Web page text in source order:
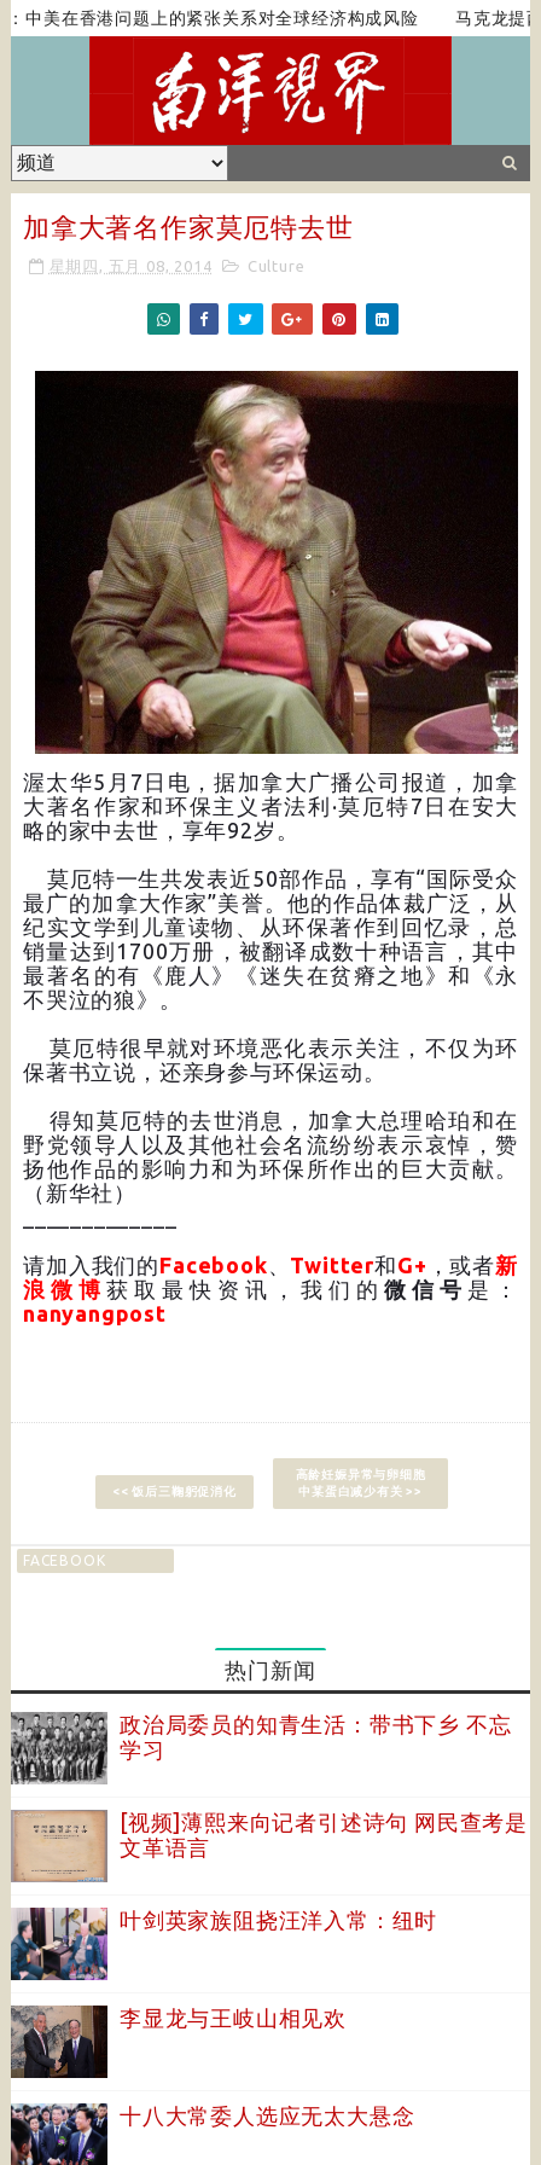
中美在香港问题上的紧张关系对全球经济构成风险 马克龙提
加拿大著名作家莫厄特去世
星期四, 五月 08, 2014 Culture
渥太华5月7日电，据加拿大广播公司报道，加拿
大著名作家和环保主义者法利·莫厄特7日在安大
略的家中去世，享年92岁。
莫厄特一生共发表近50部作品，享有“国际受众
最广的加拿大作家”美誉。他的作品体裁广泛，从
纪实文学到儿童读物、从环保著作到回忆录，总
销量达到1700万册，被翻译成数十种语言，其中
最著名的有《鹿人》《迷失在贫瘠之地》和《永
不哭泣的狼》。
莫厄特很早就对环境恶化表示关注，不仅为环
保著书立说，还亲身参与环保运动。
得知莫厄特的去世消息，加拿大总理哈珀和在
野党领导人以及其他社会名流纷纷表示哀悼，赞
扬他作品的影响力和为环保所作出的巨大贡献。
（新华社）
请加入我们的Facebook、 Twitter和G+ ，或者新
浪微博 获取最快资讯，我们的微信号 是：
nanyangpost
<< 饭后三鞠躬促消化
高龄妊娠异常与卵细胞
中某蛋白减少有关 >>
FACEBOOK
热门新闻
政治局委员的知青生活：带书下乡 不忘
学习
[视频]薄熙来向记者引述诗句 网民查考是
文革语言
叶剑英家族阻挠汪洋入常：纽时
李显龙与王岐山相见欢
十八大常委人选应无太大悬念